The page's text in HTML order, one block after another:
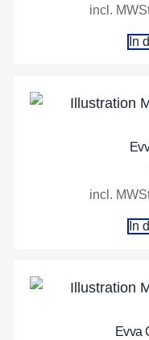
incl.
In
incl.
In
Evva